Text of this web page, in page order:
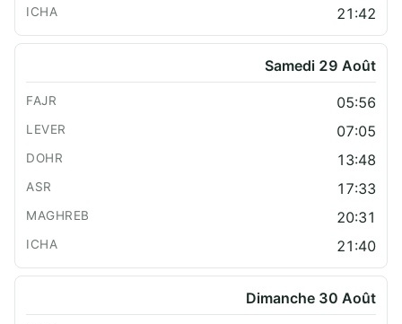
21:42
Samedi 29 Août
05:56
07:05
13:48
17:33
20:31
21:40
Dimanche 30 Août